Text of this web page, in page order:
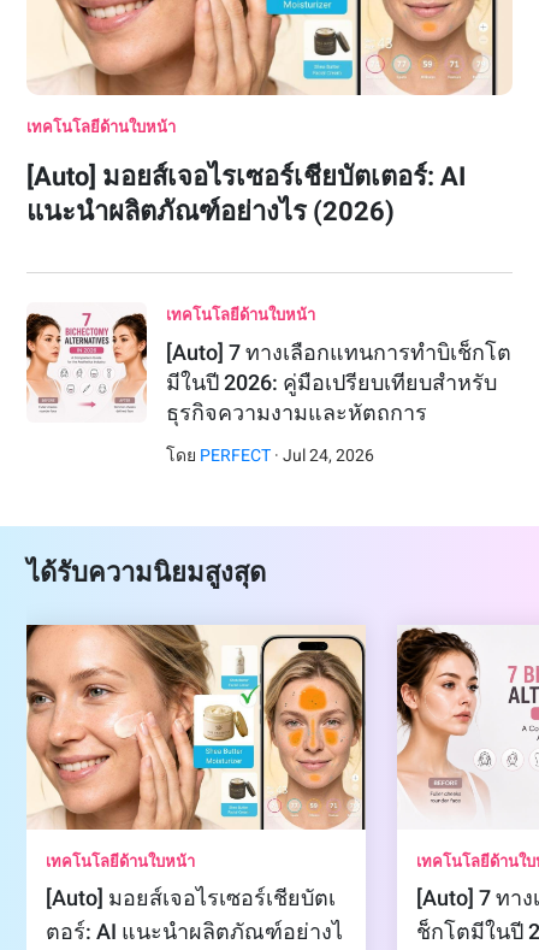
เทคโนโลยีด้านใบหน้า
[Auto] มอยส์เจอไรเซอร์เชียบัตเตอร์: AI
แนะนำผลิตภัณฑ์อย่างไร (2026)
เทคโนโลยีด้านใบหน้า
[Auto] 7 ทางเลือกแทนการทำบิเช็กโต
มีในปี 2026: คู่มือเปรียบเทียบสำหรับ
ธุรกิจความงามและหัตถการ
โดย PERFECT ·Jul 24,2026
ได้รับความนิยมสูงสุด
เทคโนโลยีด้านใบหน้า
[Auto] มอยส์เจอไรเซอร์เชียบัตเ
ตอร์: AI แนะนำผลิตภัณฑ์อย่างไ
เทคโนโลยีด้านใ
[Auto] 7 ทา
ช็กโตมีในปี